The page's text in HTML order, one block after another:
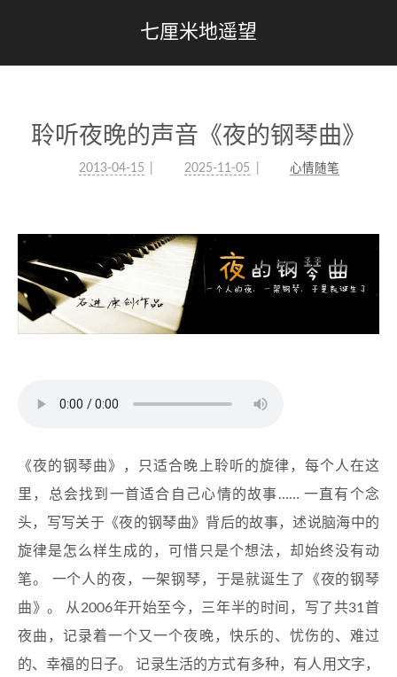
七厘米地遥望
聆听夜晚的声音《夜的钢琴曲》
2013-04-15 2025-11-05 心情随笔
《夜的钢琴曲》，只适合晚上聆听的旋律，每个人在这
里，总会找到一首适合自己心情的故事…… 一直有个念
头，写写关于《夜的钢琴曲》背后的故事，述说脑海中的
旋律是怎么样生成的，可惜只是个想法，却始终没有动
笔。 一个人的夜，一架钢琴，于是就诞生了《夜的钢琴
曲》。 从2006年开始至今，三年半的时间，写了共31首
夜曲，记录着一个又一个夜晚，快乐的、忧伤的、难过
的、幸福的日子。 记录生活的方式有多种，有人用文字，